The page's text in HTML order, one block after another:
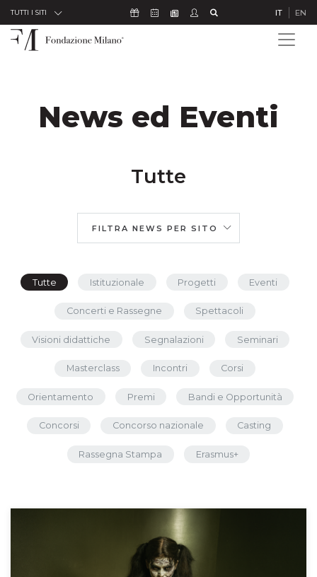
Skip to Content
TUTTI I SITI Icona Sostienici
Icona Calendario Eventi
Icona Newsletter
Icona Studenti IT EN
News ed Eventi
Tutte
FILTRA NEWS PER SITO
Tutte Istituzionale Progetti Eventi
Concerti e Rassegne Spettacoli
Visioni didattiche Segnalazioni Seminari
Masterclass Incontri Corsi
Orientamento Premi Bandi e Opportunità
Concorsi Concorso nazionale Casting
Rassegna Stampa Erasmus+